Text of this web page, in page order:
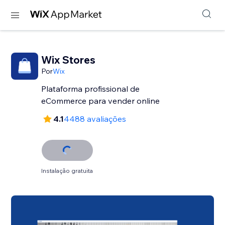
Wix Stores
PorWix
Plataforma profissional de
eCommerce para vender online
4.14488 avaliações
Instalação gratuita